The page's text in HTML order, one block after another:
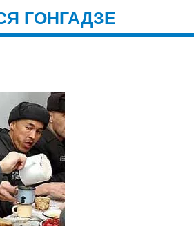
ГОНГАДЗЕ